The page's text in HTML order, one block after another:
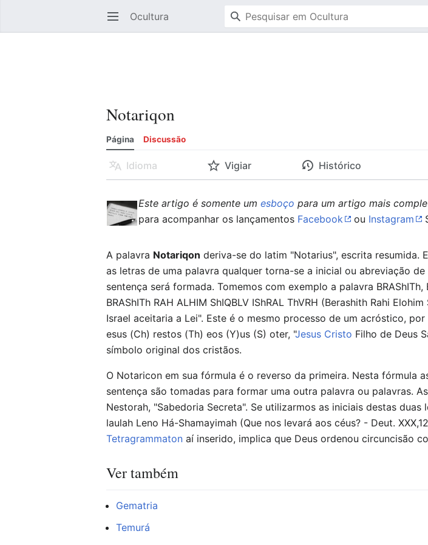
Abrir menu principal Ocultura
Notariqon
Página Discussão
Idioma Vigiar Histórico
Este artigo é somente umesboço para um artigo mais
para acompanhar os lançamentos Facebook ou Instagram
A palavra Notariqon deriva-se do latim "Notarius", escrita resumida.
as letras de uma palavra qualquer torna-se a inicial ou abreviação
sentença será formada. Tomemos com exemplo a palavra
BRAShITh RAH ALHIM ShIQBLV IShRAL ThVRH (Berashith Rahi
Israel aceitaria a Lei". Este é o mesmo processo de um acróstico,
esus (Ch) restos (Th) eos (Y)us (S) oter, "Jesus Cristo Filho de Deus
símbolo original dos cristãos.
O Notaricon em sua fórmula é o reverso da primeira. Nesta fórmula
sentença são tomadas para formar uma outra palavra ou palavras.
Nestorah, "Sabedoria Secreta". Se utilizarmos as iniciais destas
laulah Leno Há-Shamayimah (Que nos levará aos céus? - Deut.
Tetragrammaton aí inserido, implica que Deus ordenou circuncisão
Ver também
Gematria
Temurá